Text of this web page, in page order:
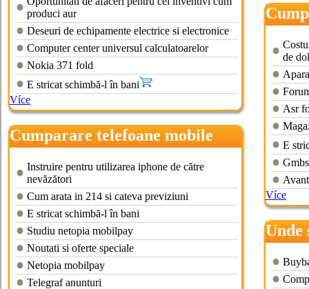
produci aur
Deseuri de echipamente electrice si electronice
Computer center universul calculatoarelor
Nokia 371 fold
E stricat schimbă-l în bani
Více
Cumparare telefoane mobile
online
Instruire pentru utilizarea iphone de către
nevăzători
Cum arata in 214 si cateva previziuni
E stricat schimbă-l în bani
Studiu netopia mobilpay
Noutati si oferte speciale
Netopia mobilpay
Telegraf anunturi
piese
de
Asr
E
Více
Unde
vechi